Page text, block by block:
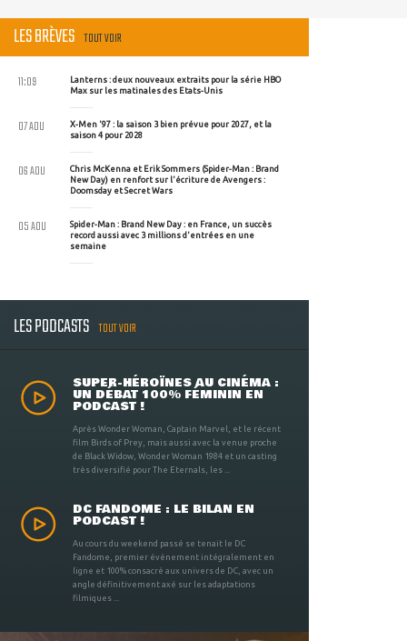
LES BRÈVES TOUT VOIR
Lanterns : deux nouveaux extraits pour la série HBO
Max sur les matinales des Etats-Unis
11:09
X-Men '97 : la saison 3 bien prévue pour 2027, et la
saison 4 pour 2028
07 AOU
Chris McKenna et Erik Sommers (Spider-Man : Brand
New Day) en renfort sur l'écriture de Avengers :
Doomsday et Secret Wars
06 AOU
Spider-Man : Brand New Day : en France, un succès
record aussi avec 3 millions d'entrées en une
semaine
05 AOU
LES PODCASTS TOUT VOIR
SUPER-HÉROÏNES AU CINÉMA :
UN DÉBAT 100% FÉMININ EN
PODCAST !
Après Wonder Woman, Captain Marvel, et le récent
film Birds of Prey, mais aussi avec la venue proche
de Black Widow, Wonder Woman 1984 et un casting
très diversifié pour The Eternals, les ...
DC FANDOME : LE BILAN EN
PODCAST !
Au cours du weekend passé se tenait le DC
Fandome, premier évènement intégralement en
ligne et 100% consacré aux univers de DC, avec un
angle définitivement axé sur les adaptations
filmiques ...